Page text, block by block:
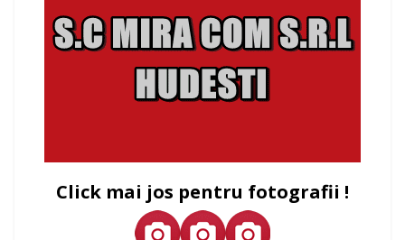
Click mai jos pentru fotografii !